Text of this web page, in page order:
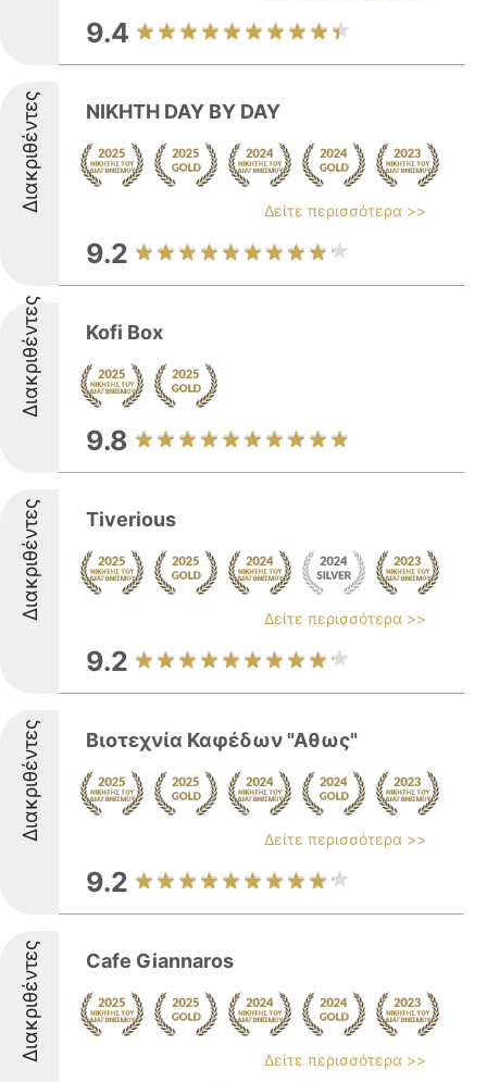
9.4
Διακριθέντες ΝΙΚΗΤΗ DAY BY DAY
Δείτε περισσότερα >>
9.2
Διακριθέντες Kofi Box
9.8
Διακριθέντες Tiverious
Δείτε περισσότερα >>
9.2
Διακριθέντες Βιοτεχνία Καφέδων "Αθως"
Δείτε περισσότερα >>
9.2
Διακριθέντες Cafe Giannaros
Δείτε περισσότερα >>